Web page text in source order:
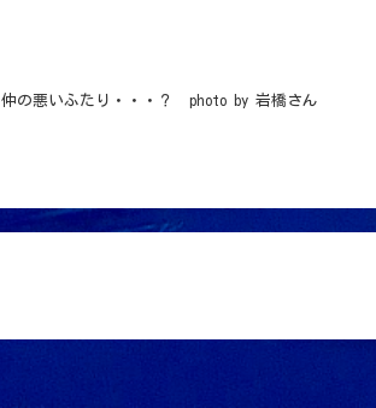
仲の悪いふたり・・・？ photo by 岩橋さん